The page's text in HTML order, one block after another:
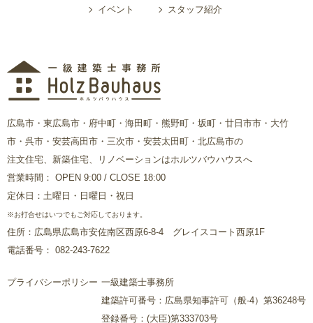
イベント スタッフ紹介
広島市・東広島市・府中町・海田町・熊野町・坂町・廿日市市・大竹
市・呉市・安芸高田市・三次市・安芸太田町・北広島市の
注文住宅、新築住宅、リノベーションはホルツバウハウスへ
営業時間： OPEN 9:00 / CLOSE 18:00
定休日：土曜日・日曜日・祝日
※お打合せはいつでもご対応しております。
住所：広島県広島市安佐南区西原6-8-4 グレイスコート西原1F
電話番号： 082-243-7622
プライバシーポリシー 一級建築士事務所
建築許可番号：広島県知事許可（般-4）第36248号
登録番号：(大臣)第333703号